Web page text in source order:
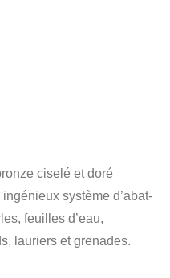
ciselé et doré
système d’abat-
feuilles d’eau,
lauriers et grenades.